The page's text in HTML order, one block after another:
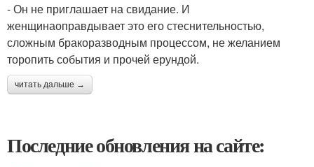
- Он не приглашает на свидание. И
женщинаоправдывает это его стеснительностью,
сложным бракоразводным процессом, не желанием
торопить события и прочей ерундой.
читать дальше →
Последние обновления на сайте: